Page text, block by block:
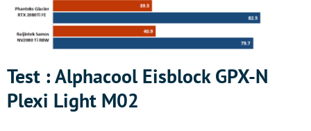
Test : Alphacool Eisblock GPX-N
Plexi Light M02